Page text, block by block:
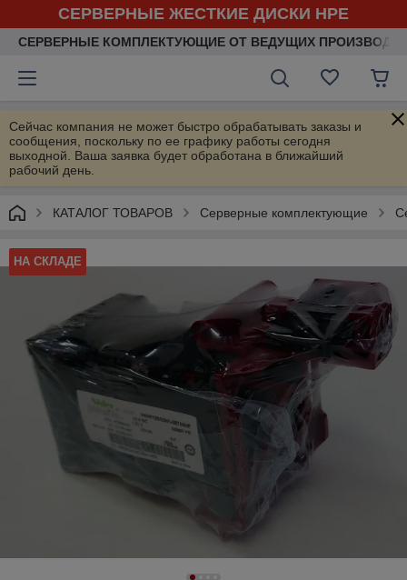
СЕРВЕРНЫЕ ЖЕСТКИЕ ДИСКИ HPE
СЕРВЕРНЫЕ КОМПЛЕКТУЮЩИЕ ОТ ВЕДУЩИХ
Сейчас компания не может быстро обрабатывать заказы и
сообщения, поскольку по ее графику работы сегодня
выходной. Ваша заявка будет обработана в ближайший
рабочий день.
КАТАЛОГ ТОВАРОВ Серверные комплектующие
НА СКЛАДЕ